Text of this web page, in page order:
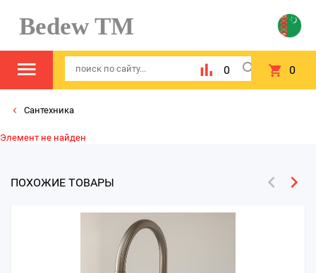
Bedew TM
0 0
Сантехника
Элемент не найден
ПОХОЖИЕ ТОВАРЫ